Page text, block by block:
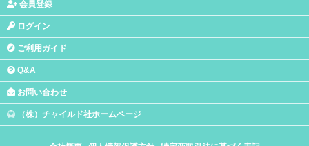
会員登録
ログイン
ご利用ガイド
Q&A
お問い合わせ
（株）チャイルド社ホームページ